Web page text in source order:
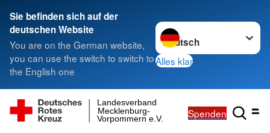
Sie befinden sich auf der
deutschen Website
You are on the German website,
you can use the switch to switch to
the English one
Sprache wechseln zu
Alles klar
Vorpommern e.V.
Mecklenburg-
Landesverband
Spenden